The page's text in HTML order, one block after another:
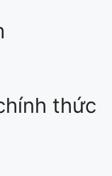
thức